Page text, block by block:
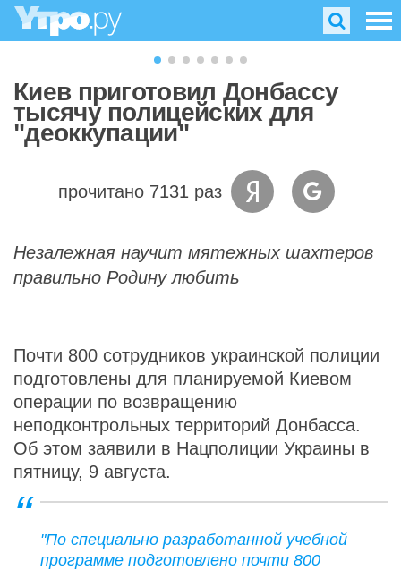
Киев приготовил Донбассу
тысячу полицейских для
"деоккупации"
прочитано 7131 раз
Незалежная научит мятежных шахтеров
правильно Родину любить
Почти 800 сотрудников украинской полиции
подготовлены для планируемой Киевом
операции по возвращению
неподконтрольных территорий Донбасса.
Об этом заявили в Нацполиции Украины в
пятницу, 9 августа.
"По специально разработанной учебной
программе подготовлено почти 800